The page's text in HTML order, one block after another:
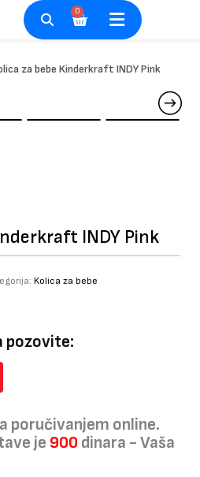
0
Cart
za bebe Kinderkraft INDY Pink
INDY Pink
Kolica za bebe
pozovite:
poručivanjem online.
je 900 dinara - Vaša